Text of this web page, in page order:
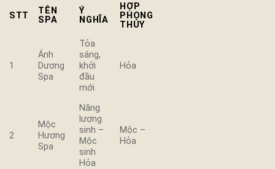
STT
TÊN
SPA
Ý
NGHĨA
HỢP
PHONG
THỦY
1
Ánh
Dương
Spa
Tỏa
sáng,
khởi
đầu
mới
Hỏa
2
Mộc
Hương
Spa
Năng
lượng
sinh –
Mộc
sinh
Hỏa
Mộc –
Hỏa